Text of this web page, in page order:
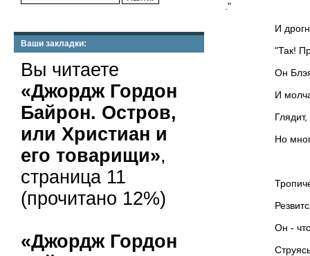
Ваши закладки:
Вы читаете
«Джордж Гордон
Байрон. Остров,
или Христиан и
его товарищи»,
страница 11
(прочитано 12%)
«Джордж Гордон
."
И дрогнул
"Так!
Он Блэя к
И молча в
Глядит, не в
Но многое
Резвится
Он - что в
Струясь,